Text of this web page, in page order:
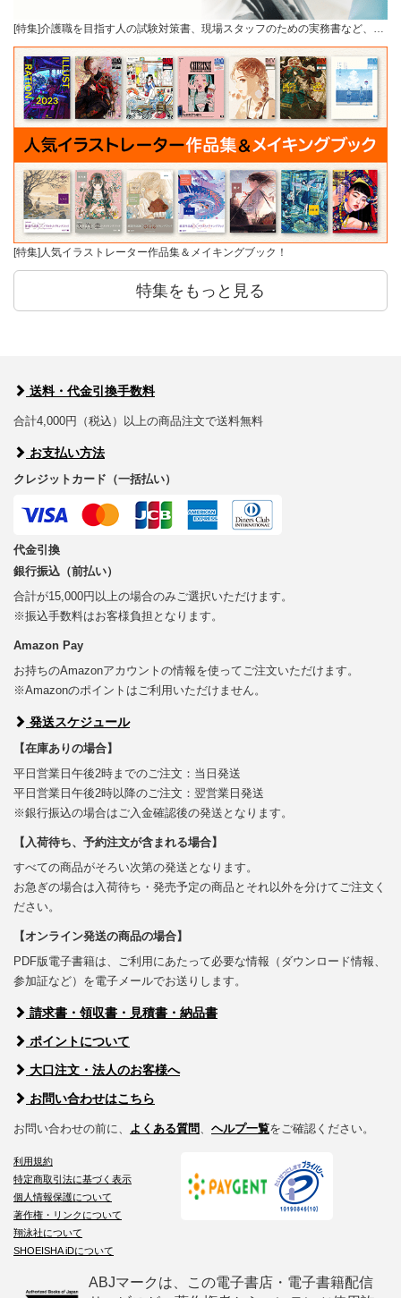
[特集]介護職を目指す人の試験対策書、現場スタッフのための実務書など、…
[特集]人気イラストレーター作品集＆メイキングブック！
特集をもっと見る
送料・代金引換手数料
合計4,000円（税込）以上の商品注文で送料無料
お支払い方法
クレジットカード（一括払い）
代金引換
銀行振込（前払い）
合計が15,000円以上の場合のみご選択いただけます。
※振込手数料はお客様負担となります。
Amazon Pay
お持ちのAmazonアカウントの情報を使ってご注文いただけます。
※Amazonのポイントはご利用いただけません。
発送スケジュール
【在庫ありの場合】
平日営業日午後2時までのご注文：当日発送
平日営業日午後2時以降のご注文：翌営業日発送
※銀行振込の場合はご入金確認後の発送となります。
【入荷待ち、予約注文が含まれる場合】
すべての商品がそろい次第の発送となります。
お急ぎの場合は入荷待ち・発売予定の商品とそれ以外を分けてご注文く
ださい。
【オンライン発送の商品の場合】
PDF版電子書籍は、ご利用にあたって必要な情報（ダウンロード情報、
参加証など）を電子メールでお送りします。
請求書・領収書・見積書・納品書
ポイントについて
大口注文・法人のお客様へ
お問い合わせはこちら
お問い合わせの前に、 よくある質問 ヘルプ一覧をご確認ください。
利用規約
特定商取引法に基づく表示
個人情報保護について
著作権・リンクについて
翔泳社について
SHOEISHA iDについて
ABJマークは、この電子書店・電子書籍配信